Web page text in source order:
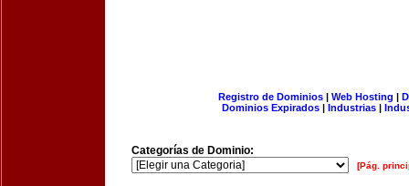
Registro de Dominios| Web Hosting |
Dominios Expirados | Industrias |
Categorías de Dominio:
[Pág.